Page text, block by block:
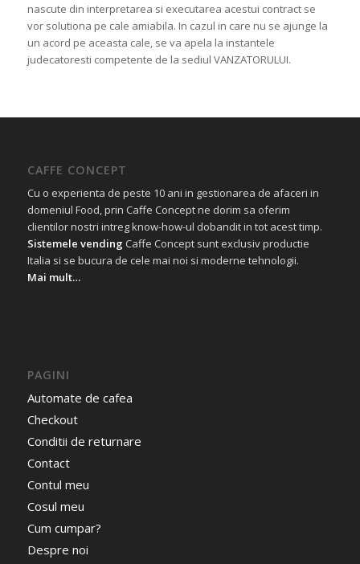
nascute din interpretarea si executarea acestui contract se
vor solutiona pe cale amiabila. In cazul in care nu se ajunge la
un acord pe aceasta cale, se va apela la instantele
judecatoresti competente de la sediul VANZATORULUI.
CAFFE CONCEPT
Cu o experienta de peste 10 ani in gestionarea de afaceri in
domeniul Food, prin Caffe Concept ne dorim sa oferim
clientilor nostri intreg know-how-ul dobandit in tot acest timp.
Sistemele vending Caffe Concept sunt exclusiv productie
Italia si se bucura de cele mai noi si moderne tehnologii.
Mai mult…
PAGINI
Automate de cafea
Checkout
Conditii de returnare
Contact
Contul meu
Cosul meu
Cum cumpar?
Despre noi